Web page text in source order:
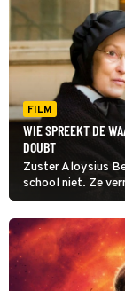
FILM
WIE SPREEKT DE
DOUBT
Zuster Aloysius
school niet. Ze
Kloppen die